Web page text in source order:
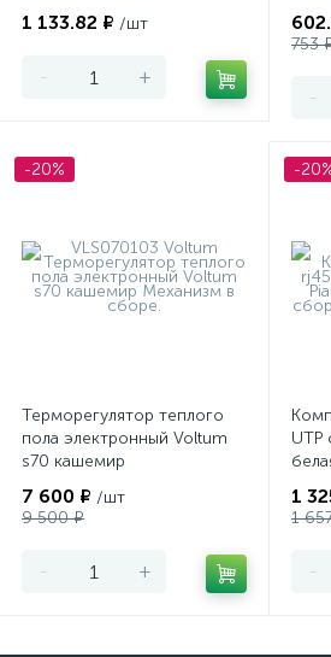
1 133.82 ₽ /шт
- +
753
-
-20%
Терморегулятор теплого
пола электронный Voltum
s70 кашемир
7 600 ₽ /шт
9 500 ₽
- +
-
UTP
1
1
-